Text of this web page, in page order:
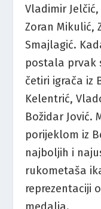
Vladimir
Zoran Mikulić,
Smajlagić.
postala prvak
četiri igrača iz
Kelentrić,
Božidar Jović.
porijeklom iz
najboljih i
rukometaša
reprezentaciji